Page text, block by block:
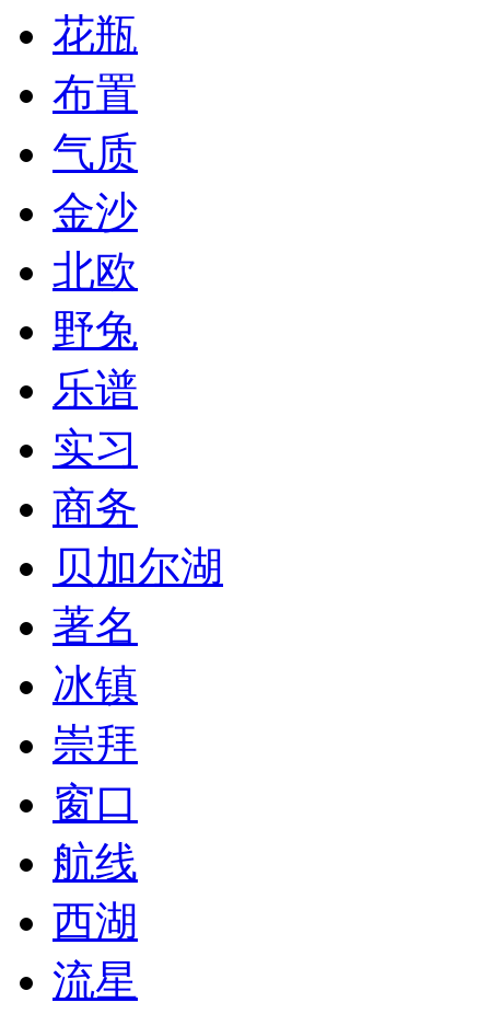
花瓶
布置
气质
金沙
北欧
野兔
乐谱
实习
商务
贝加尔湖
著名
冰镇
崇拜
窗口
航线
西湖
流星